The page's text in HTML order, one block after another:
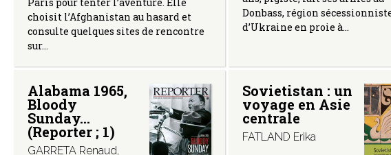
choisit l’Afghanistan au hasard et
consulte quelques sites de rencontre
sur…
Donbass, région
d’Ukraine en proie à…
Alabama 1965,
Bloody
Sunday…
(Reporter ; 1)
GARRETA Renaud,
Sovietistan : un
voyage en Asie
centrale
FATLAND Erika